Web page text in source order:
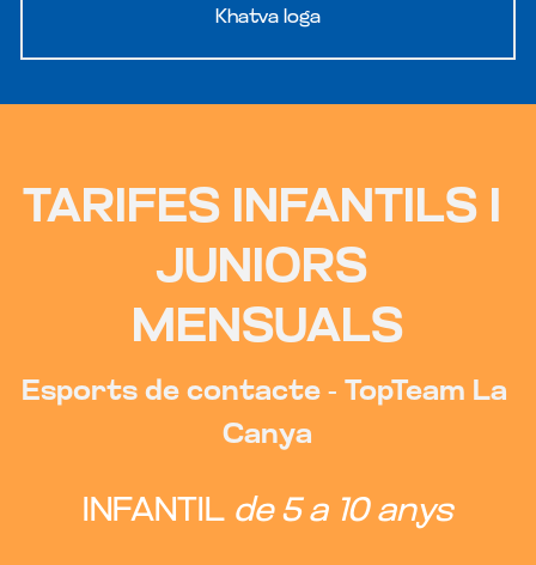
Khatva Ioga
TARIFES INFANTILS I
JUNIORS
MENSUALS
Esports de contacte - TopTeam La
Canya
INFANTIL de 5 a 10 anys